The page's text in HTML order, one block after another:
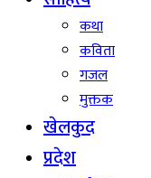
कथा
कविता
गजल
मुक्तक
खेलकुद
प्रदेश